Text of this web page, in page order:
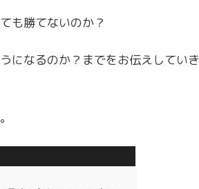
も勝てないのか？
になるのか？までをお伝えしていき